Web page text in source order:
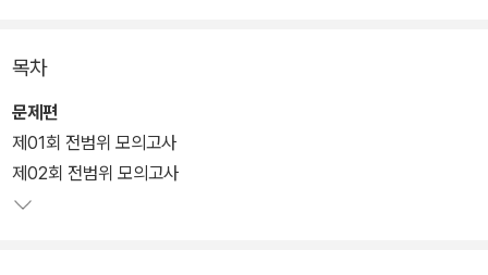
목차
문제편
제01회 전범위 모의고사
제02회 전범위 모의고사